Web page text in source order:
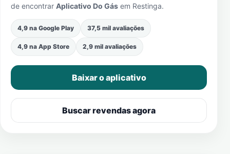
de encontrar Aplicativo Do Gás em Restinga.
4,9 na Google Play 37,5 mil avaliações
4,9 na App Store 2,9 mil avaliações
Baixar o aplicativo
Buscar revendas agora